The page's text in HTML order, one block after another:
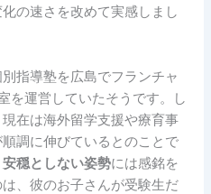
の速さを改めて実感しまし
指導塾を広島でフランチャ
を運営していたそうです。し
在は海外留学支援や療育事
調に伸びているとのことで
穏としない姿勢には感銘を
、彼のお子さんが受験生だ